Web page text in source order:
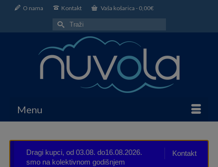
O nama Kontakt Vaša košarica - 0,00€
Search
for:
Menu
Kontakt
Dragi kupci, od 03.08. do16.08.2026.
smo na kolektivnom godišnjem